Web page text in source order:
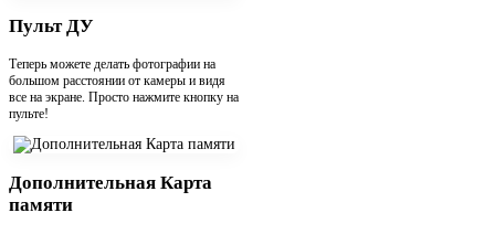
Пульт ДУ
Теперь можете делать фотографии на
большом расстоянии от камеры и видя
все на экране. Просто нажмите кнопку на
пульте!
Дополнительная Карта
памяти